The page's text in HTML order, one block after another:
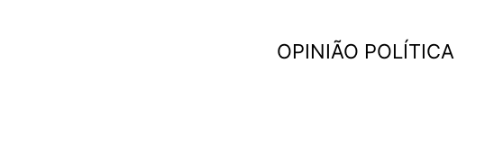
OPINIÃO POLÍTICA